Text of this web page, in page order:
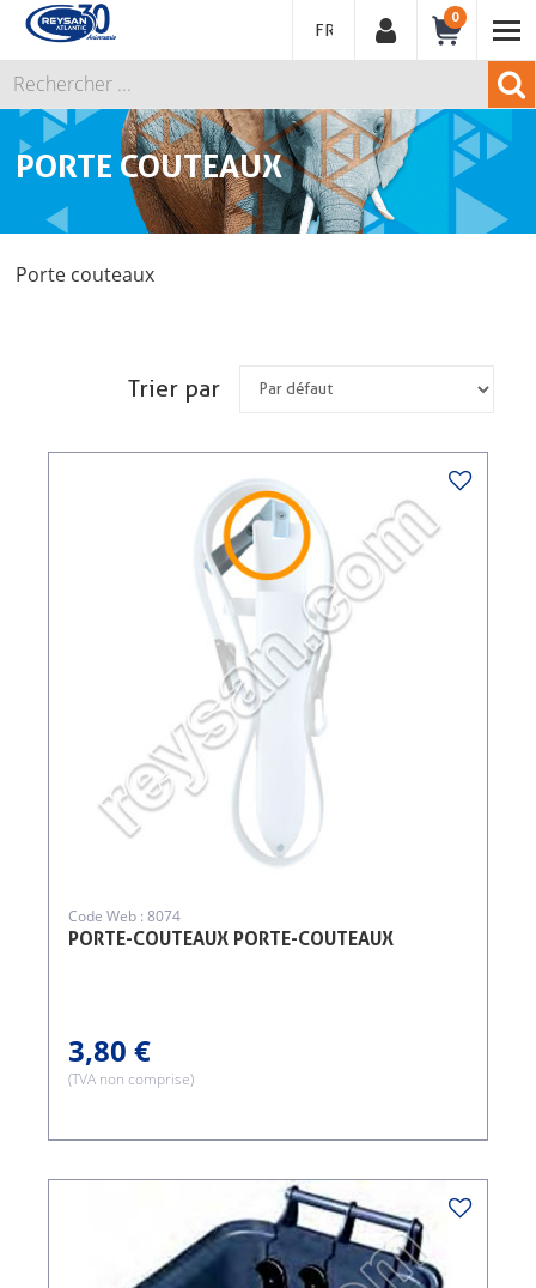
FRANÇAIS
0
PORTE COUTEAUX
Porte couteaux
Trier par
PORTE-COUTEAUX PORTE-COUTEAUX
Code Web : 8074
3,80 €
(TVA non comprise)